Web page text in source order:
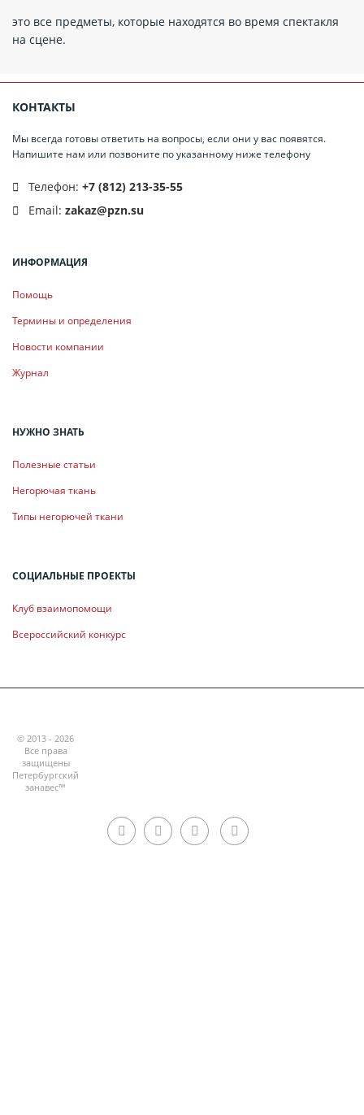
это все предметы, которые находятся во время спектакля
на сцене.
КОНТАКТЫ
Мы всегда готовы ответить на вопросы, если они у вас появятся.
Напишите нам или позвоните по указанному ниже телефону
Телефон: +7 (812) 213-35-55
Email: zakaz@pzn.su
ИНФОРМАЦИЯ
Помощь
Термины и определения
Новости компании
Журнал
НУЖНО ЗНАТЬ
Полезные статьи
Негорючая ткань
Типы негорючей ткани
СОЦИАЛЬНЫЕ ПРОЕКТЫ
Клуб взаимопомощи
Всероссийский конкурс
© 2013 - 2026
Все права
защищены
Петербургский
занавес™